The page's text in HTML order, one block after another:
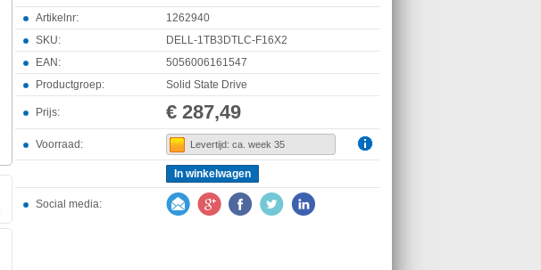
Artikelnr:
1262940
SKU:
DELL-1TB3DTLC-F16X2
EAN:
5056006161547
Productgroep:
Solid State Drive
Prijs: € 287,49
Voorraad: Levertijd: ca. week 35
In winkelwagen
Social media: